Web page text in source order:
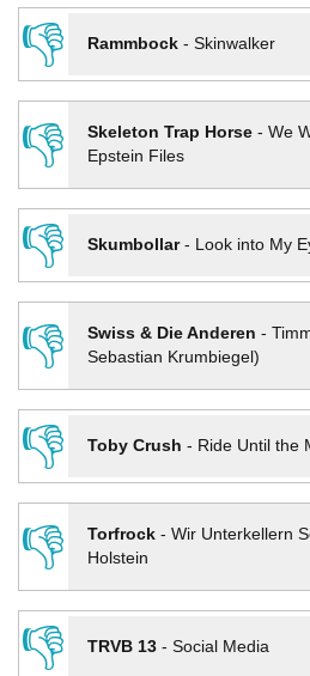
👎
Rammbock- Skinwalker
👎
Skeleton Trap Horse- We
Epstein Files
👎
Skumbollar- Look into My
👎
Swiss & Die Anderen -
Sebastian Krumbiegel)
👎
Toby Crush - Ride Until the
👎
Torfrock- Wir Unterkellern
Holstein
👎
TRVB 13- Social Media